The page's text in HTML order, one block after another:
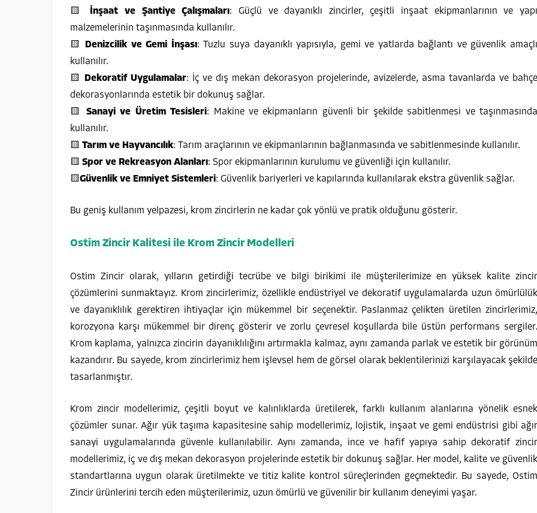
🟨
İnşaat ve Şantiye Çalışmaları: Güçlü ve dayanıklı zincirler, çeşitli inşaat ekipmanlarının ve
malzemelerinin taşınmasında kullanılır.
🟨
Denizcilik ve Gemi İnşası: Tuzlu suya dayanıklı yapısıyla, gemi ve yatlarda bağlantı ve güvenlik amaçlı
kullanılır.
🟨
Dekoratif Uygulamalar: İç ve dış mekan dekorasyon projelerinde, avizelerde, asma tavanlarda ve bahçe
dekorasyonlarında estetik bir dokunuş sağlar.
🟨 Sanayi ve Üretim Tesisleri: Makine ve ekipmanların güvenli bir şekilde sabitlenmesi ve
kullanılır.
🟨 Tarım ve Hayvancılık: Tarım araçlarının ve ekipmanlarının bağlanmasında ve sabitlenmesinde kullanılır.
🟨 Spor ve Rekreasyon Alanları: Spor ekipmanlarının kurulumu ve güvenliği için kullanılır.
🟨Güvenlik ve Emniyet Sistemleri: Güvenlik bariyerleri ve kapılarında kullanılarak ekstra güvenlik sağlar.
Bu geniş kullanım yelpazesi, krom zincirlerin ne kadar çok yönlü ve pratik olduğunu gösterir.
Ostim Zincir Kalitesi ile Krom Zincir Modelleri
Ostim Zincir olarak, yılların getirdiği tecrübe ve bilgi birikimi ile müşterilerimize en yüksek kalite zincir
çözümlerini sunmaktayız. Krom zincirlerimiz, özellikle endüstriyel ve dekoratif uygulamalarda uzun ömürlülük
ve dayanıklılık gerektiren ihtiyaçlar için mükemmel bir seçenektir. Paslanmaz çelikten üretilen zincirlerimiz,
korozyona karşı mükemmel bir direnç gösterir ve zorlu çevresel koşullarda bile üstün performans sergiler.
Krom kaplama, yalnızca zincirin dayanıklılığını artırmakla kalmaz, aynı zamanda parlak ve estetik bir görünüm
kazandırır. Bu sayede, krom zincirlerimiz hem işlevsel hem de görsel olarak beklentilerinizi karşılayacak şekilde
tasarlanmıştır.
Krom zincir modellerimiz, çeşitli boyut ve kalınlıklarda üretilerek, farklı kullanım alanlarına yönelik esnek
çözümler sunar. Ağır yük taşıma kapasitesine sahip modellerimiz, lojistik, inşaat ve gemi endüstrisi gibi ağır
sanayi uygulamalarında güvenle kullanılabilir. Aynı zamanda, ince ve hafif yapıya sahip dekoratif zincir
modellerimiz, iç ve dış mekan dekorasyon projelerinde estetik bir dokunuş sağlar. Her model, kalite ve güvenlik
standartlarına uygun olarak üretilmekte ve titiz kalite kontrol süreçlerinden geçmektedir. Bu sayede, Ostim
Zincir ürünlerini tercih eden müşterilerimiz, uzun ömürlü ve güvenilir bir kullanım deneyimi yaşar.